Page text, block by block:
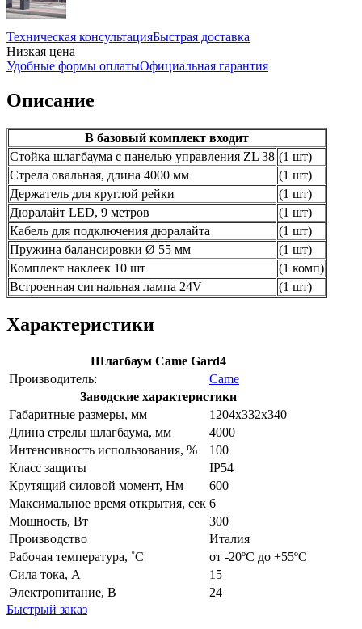
Техническая консультацияБыстрая доставка
Низкая цена
Удобные формы оплатыОфициальная гарантия
Описание
В базовый комплект входит
Стойка шлагбаума с панелью управления ZL 38 (1 шт)
Стрела овальная, длина 4000 мм
(1 шт)
Держатель для круглой рейки
(1 шт)
Дюралайт LED, 9 метров
(1 шт)
Кабель для подключения дюралайта
(1 шт)
Пружина балансировки Ø 55 мм
(1 шт)
Комплект наклеек 10 шт
(1 комп)
Встроенная сигнальная лампа 24V
(1 шт)
Характеристики
Шлагбаум Came Gard4
Производитель:
Came
Заводские характеристики
Габаритные размеры, мм
1204х332х340
Длина стрелы шлагбаума, мм
4000
Интенсивность использования, %
100
Класс защиты
IP54
Крутящий силовой момент, Нм
600
Максимальное время открытия, сек 6
Мощность, Вт
300
Производство
Италия
Рабочая температура, ˚С
от -20ºС до +55ºС
Сила тока, А
15
Электропитание, В
24
Быстрый заказ